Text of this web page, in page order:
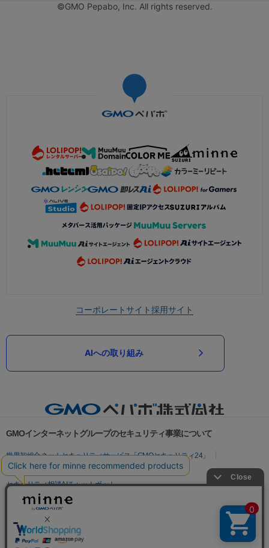
©GMO Pepabo, Inc. All rights reserved.
コーポレートサイト採用サイト
AIへの取り組み
GMOインターネットグループのセキュリティ事業について
世界初総合ネットセキュリティサービス「GMOセキュリティ24」
パスワード漏洩診断
Webサイトリスク診断
セキュリティ相談AIチャットボット
実在証明・盗聴対策
サイバー攻撃対策（GMO Flatt Security）
セキュリティ事業の軌跡